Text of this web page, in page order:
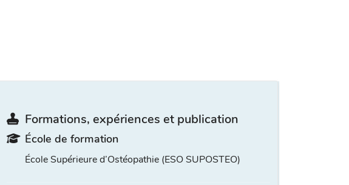
Formations, expériences et publication
École de formation
École Supérieure d’Ostéopathie (ESO SUPOSTEO)